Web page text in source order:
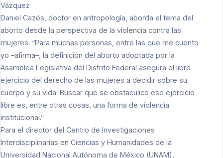
Vázquez
Daniel Cazés, doctor en antropología, aborda el tema del
aborto desde la perspectiva de la violencia contra las
mujeres. “Para muchas personas, entre las que me cuento
yo –afirma–, la definición del aborto adoptada por la
Asamblea Legislativa del Distrito Federal asegura el libre
ejercicio del derecho de las mujeres a decidir sobre su
cuerpo y su vida. Buscar que se obstaculice ese ejercicio
libre es, entre otras cosas, una forma de violencia
institucional.”
Para el director del Centro de Investigaciones
Interdisciplinarias en Ciencias y Humanidades de la
Universidad Nacional Autónoma de México (UNAM),